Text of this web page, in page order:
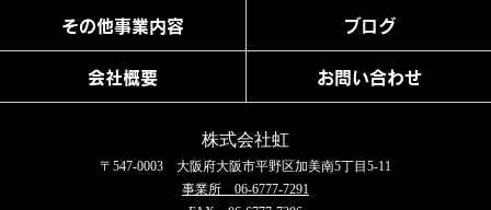
その他事業内容 ブログ
会社概要 お問い合わせ
株式会社虹
〒547-0003 大阪府大阪市平野区加美南5丁目5-11
事業所 06-6777-7291